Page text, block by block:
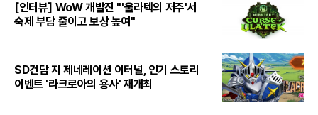
[인터뷰] WoW 개발진 "'울라텍의 저주'서
숙제 부담 줄이고 보상 높여"
SD건담 지 제네레이션 이터널, 인기 스토리
이벤트 '라크로아의 용사' 재개최